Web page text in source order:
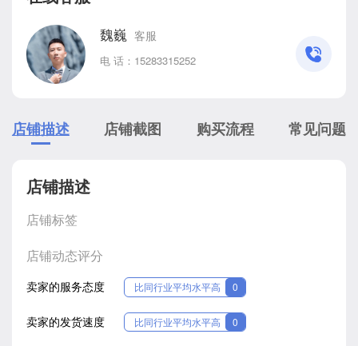
魏巍 客服
电 话： 15283315252
店铺描述 店铺截图 购买流程 常见问题
店铺描述
店铺标签
店铺动态评分
卖家的服务态度 比同行业平均水平高 0
卖家的发货速度 比同行业平均水平高 0